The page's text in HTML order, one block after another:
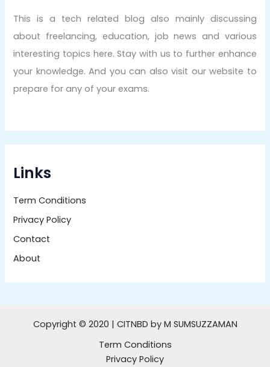
This is a tech related blog also mainly discussing
about freelancing, education, job news and various
interesting topics here. Stay with us to further enhance
your knowledge. And you can also visit our website to
prepare for any of your exams.
Links
Term Conditions
Privacy Policy
Contact
About
Copyright © 2020 | CITNBD by M SUMSUZZAMAN
Term Conditions
Privacy Policy